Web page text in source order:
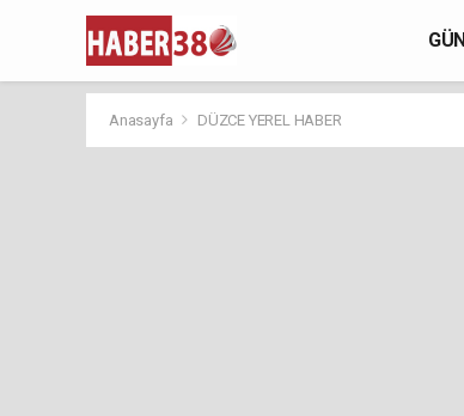
Anasayfa DÜZCE YEREL HABER